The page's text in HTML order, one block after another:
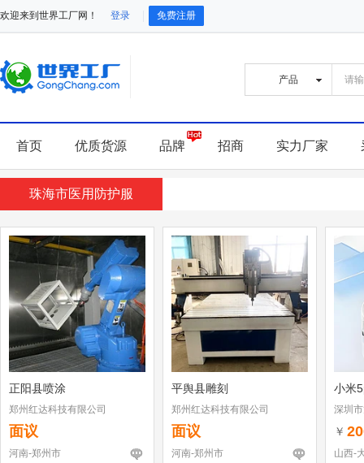
欢迎来到世界工厂网！ 登录 免费注册
首页 优质货源 品牌 招商 实力厂家
珠海市医用防护服
正阳县喷涂
郑州红达科技有限公司
面议
河南-郑州市
平舆县雕刻
郑州红达科技有限公司
面议
河南-郑州市
小米
深圳
（个
￥
山西-